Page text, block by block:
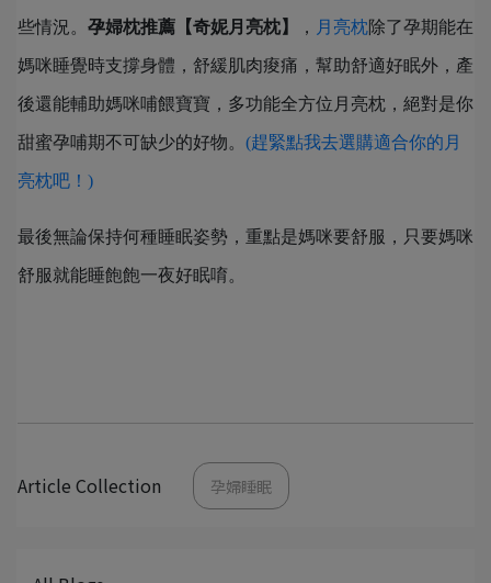
些情況。 孕婦枕推薦【奇妮月亮枕】 ， 月亮枕除了孕期能在
媽咪睡覺時支撐身體，舒緩肌肉痠痛，幫助舒適好眠外，產
後還能輔助媽咪哺餵寶寶，多功能全方位月亮枕，絕對是你
甜蜜孕哺期不可缺少的好物。 (趕緊點我去選購適合你的月
亮枕吧！)
最後無論保持何種睡眠姿勢，重點是媽咪要舒服，只要媽咪
舒服就能睡飽飽一夜好眠唷。
Article Collection 孕婦睡眠